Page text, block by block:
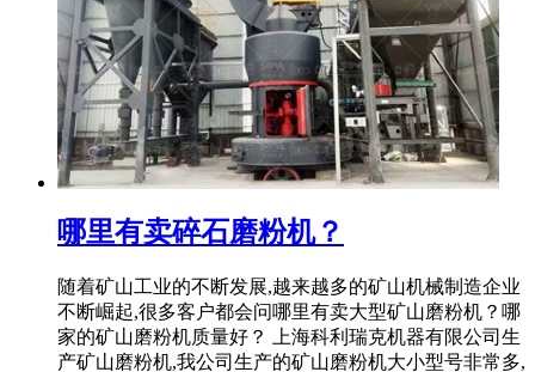
哪里有卖碎石磨粉机？
随着矿山工业的不断发展,越来越多的矿山机械制造企业
不断崛起,很多客户都会问哪里有卖大型矿山磨粉机？哪
家的矿山磨粉机质量好？ 上海科利瑞克机器有限公司生
产矿山磨粉机,我公司生产的矿山磨粉机大小型号非常多,